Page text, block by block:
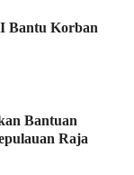
Bantu Korban
Bantuan
Raja